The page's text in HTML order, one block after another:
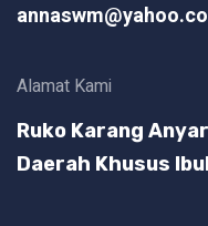
Alamat Kami
Ruko Karang
Daerah Khusus